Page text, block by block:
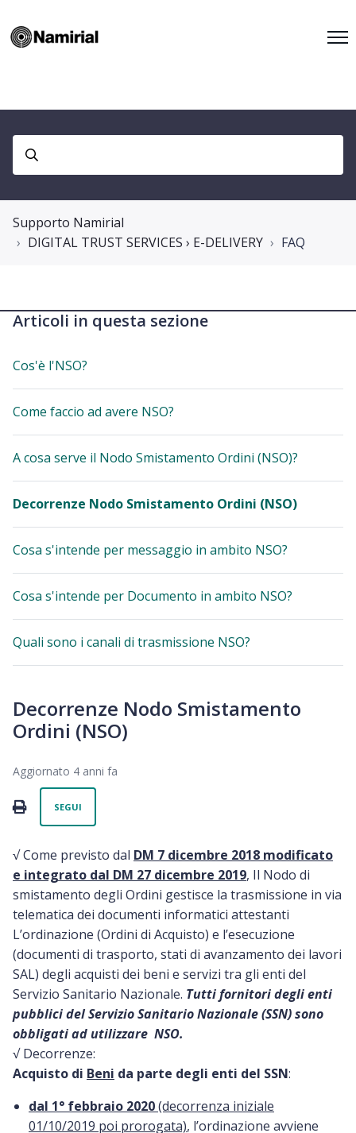
Supporto Namirial
DIGITAL TRUST SERVICES › E-DELIVERY
FAQ
Articoli in questa sezione
Cos'è l'NSO?
Come faccio ad avere NSO?
A cosa serve il Nodo Smistamento Ordini (NSO)?
Decorrenze Nodo Smistamento Ordini (NSO)
Cosa s'intende per messaggio in ambito NSO?
Cosa s'intende per Documento in ambito NSO?
Quali sono i canali di trasmissione NSO?
Decorrenze Nodo Smistamento
Ordini (NSO)
Aggiornato 4 anni fa
PRINT
SEGUI
√ Come previsto dal DM 7 dicembre 2018 modificato
e integrato dal DM 27 dicembre 2019, Il Nodo di
smistamento degli Ordini gestisce la trasmissione in via
telematica dei documenti informatici attestanti
L’ordinazione (Ordini di Acquisto) e l’esecuzione
(documenti di trasporto, stati di avanzamento dei lavori
SAL) degli acquisti dei beni e servizi tra gli enti del
Servizio Sanitario Nazionale. Tutti fornitori degli enti
pubblici del Servizio Sanitario Nazionale (SSN) sono
obbligati ad utilizzare NSO.
√ Decorrenze:
Acquisto di Beni da parte degli enti del SSN:
dal 1° febbraio 2020(decorrenza iniziale
01/10/2019 poi prorogata), l’ordinazione avviene